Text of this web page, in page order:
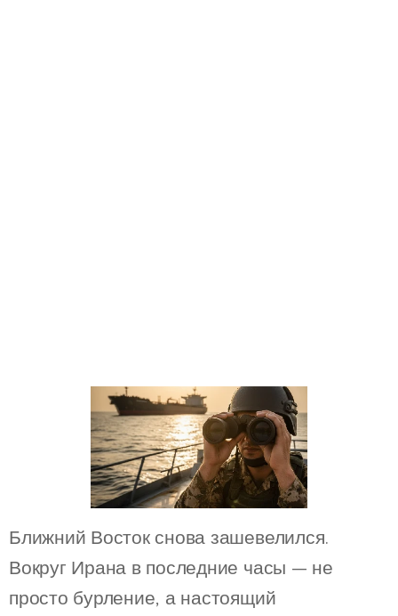
Ближний Восток снова зашевелился.
Вокруг Ирана в последние часы — не
просто бурление, а настоящий